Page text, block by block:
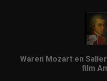
Waren Mozart en
film